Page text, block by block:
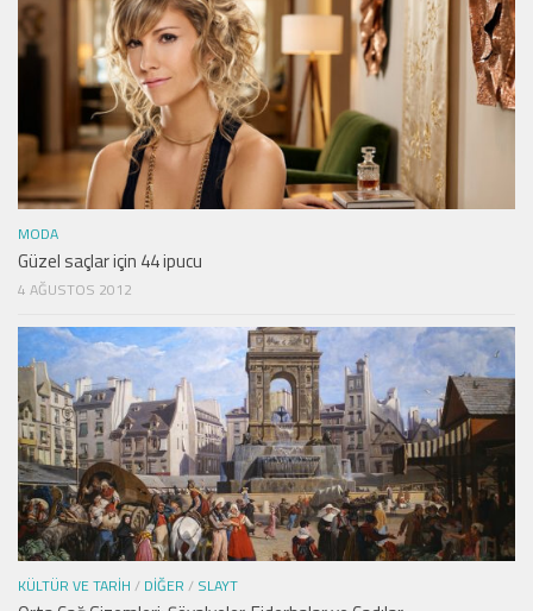
MODA
Güzel saçlar için 44 ipucu
4 AĞUSTOS 2012
KÜLTÜR VE TARIH / DIĞER / SLAYT